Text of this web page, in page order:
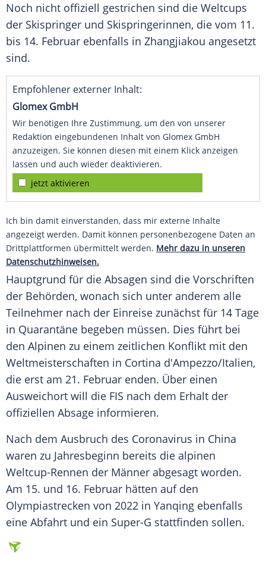
Noch nicht offiziell gestrichen sind die Weltcups
der Skispringer und Skispringerinnen, die vom 11.
bis 14. Februar ebenfalls in Zhangjiakou angesetzt
sind.
Empfohlener externer Inhalt:
Glomex GmbH
Wir benötigen Ihre Zustimmung, um den von unserer
Redaktion eingebundenen Inhalt von Glomex GmbH
anzuzeigen. Sie können diesen mit einem Klick anzeigen
lassen und auch wieder deaktivieren.
jetzt aktivieren
Ich bin damit einverstanden, dass mir externe Inhalte
angezeigt werden. Damit können personenbezogene Daten an
Drittplattformen übermittelt werden. Mehr dazu in unseren
Datenschutzhinweisen.
Hauptgrund für die Absagen sind die Vorschriften
der Behörden, wonach sich unter anderem alle
Teilnehmer nach der Einreise zunächst für 14 Tage
in Quarantäne begeben müssen. Dies führt bei
den Alpinen zu einem zeitlichen Konflikt mit den
Weltmeisterschaften in Cortina d'Ampezzo/Italien,
die erst am 21. Februar enden. Über einen
Ausweichort will die FIS nach dem Erhalt der
offiziellen Absage informieren.
Nach dem Ausbruch des Coronavirus in China
waren zu Jahresbeginn bereits die alpinen
Weltcup-Rennen der Männer abgesagt worden.
Am 15. und 16. Februar hätten auf den
Olympiastrecken von 2022 in Yanqing ebenfalls
eine Abfahrt und ein Super-G stattfinden sollen.